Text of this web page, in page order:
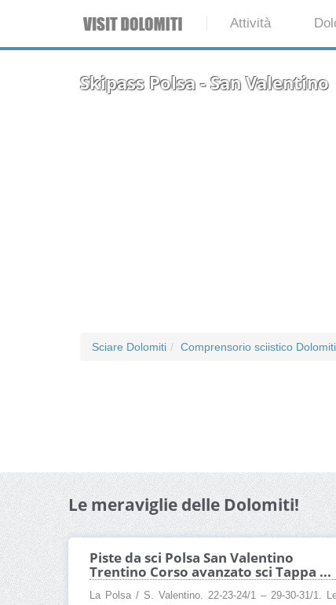
Attività
Skipass Polsa - San Valentino
Sciare Dolomiti Comprensorio sciistico Dolomiti
Le meraviglie delle Dolomiti!
Piste da sci Polsa San Valentino
Trentino Corso avanzato sci Tappa ...
La Polsa / S. Valentino. 22-23-24/1 – 29-30-31/1.